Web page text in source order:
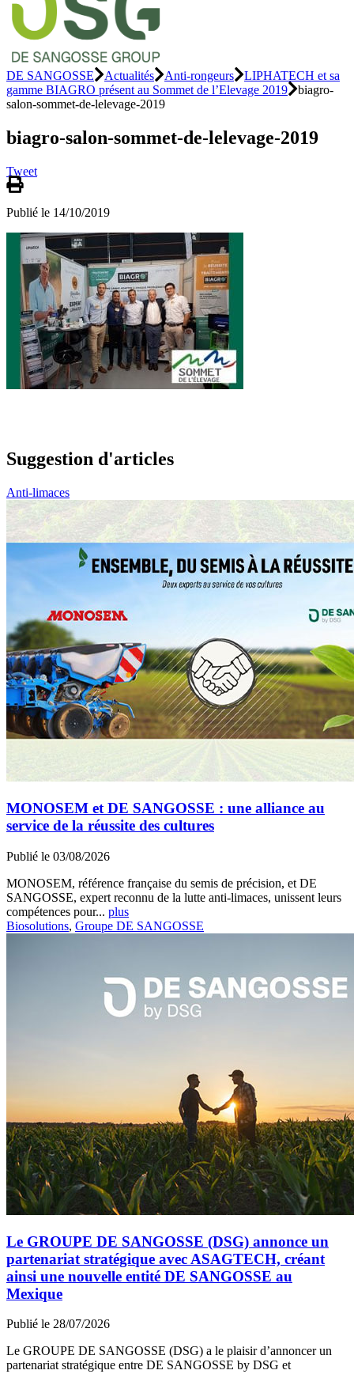
DE SANGOSSE Actualités Anti-rongeurs
LIPHATECH et sa
gamme BIAGRO présent au Sommet de l’Elevage 2019
biagro-
salon-sommet-de-lelevage-2019
biagro-salon-sommet-de-lelevage-2019
Tweet
Publié le 14/10/2019
Suggestion d'articles
Anti-limaces
MONOSEM et DE SANGOSSE : une alliance au
service de la réussite des cultures
Publié le 03/08/2026
MONOSEM, référence française du semis de précision, et DE
SANGOSSE, expert reconnu de la lutte anti-limaces, unissent leurs
compétences pour... plus
Biosolutions, Groupe DE SANGOSSE
Le GROUPE DE SANGOSSE (DSG) annonce un
partenariat stratégique avec ASAGTECH, créant
ainsi une nouvelle entité DE SANGOSSE au
Mexique
Publié le 28/07/2026
Le GROUPE DE SANGOSSE (DSG) a le plaisir d’annoncer un
partenariat stratégique entre DE SANGOSSE by DSG et